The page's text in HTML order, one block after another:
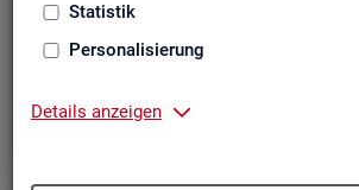
Statistik
Personalisierung
Details anzeigen
Eck­wer­te Ar­beits­markt